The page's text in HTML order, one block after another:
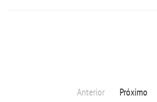
Anterior Próximo